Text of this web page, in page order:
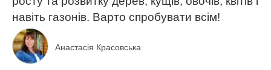
навіть газонів. Варто спробувати всім!
Анастасія Красовська